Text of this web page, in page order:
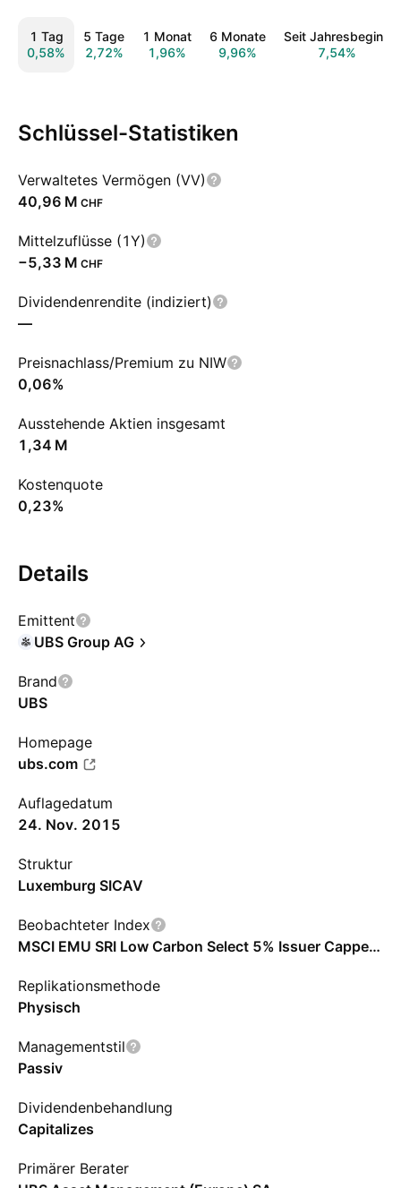
1 Tag
0,58%
5 Tage
2,72%
1 Monat
1,96%
6 Monate
9,96%
Seit Jahresbeginn
7,54%
Schlüssel-Statistiken
Verwaltetes Vermögen (VV)
‪40,96 M‬ CHF
Mittelzuflüsse (1Y)
‪−5,33 M‬ CHF
Dividendenrendite (indiziert)
—
Preisnachlass/Premium zu NIW
0,06%
Ausstehende Aktien insgesamt
‪1,34 M‬
Kostenquote
0,23%
Details
Emittent
UBS Group AG
Brand
UBS
Homepage
ubs.com
Auflagedatum
24. Nov. 2015
Struktur
Luxemburg SICAV
Beobachteter Index
MSCI EMU SRI Low Carbon Select 5% Issuer Capped 100% Hedged to CHF Index - CHF
Replikationsmethode
Physisch
Managementstil
Passiv
Dividendenbehandlung
Capitalizes
Primärer Berater